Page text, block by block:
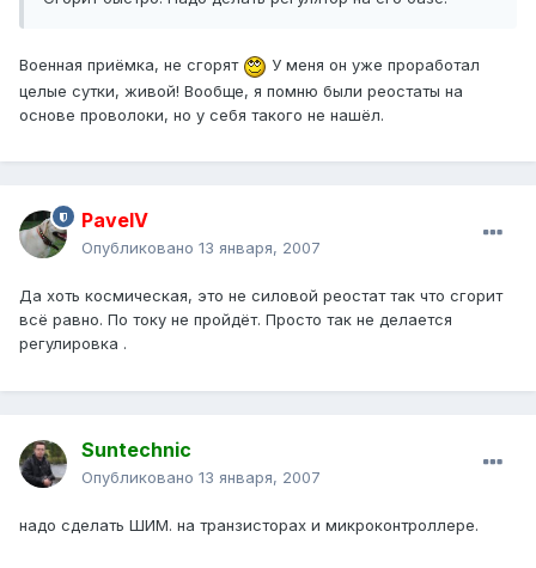
Военная приёмка, не сгорят
У меня он уже проработал
целые сутки, живой! Вообще, я помню были реостаты на
основе проволоки, но у себя такого не нашёл.
PavelV
Опубликовано 13 января, 2007
Да хоть космическая, это не силовой реостат так что сгорит
всё равно. По току не пройдёт. Просто так не делается
регулировка .
Suntechnic
Опубликовано 13 января, 2007
надо сделать ШИМ. на транзисторах и микроконтроллере.